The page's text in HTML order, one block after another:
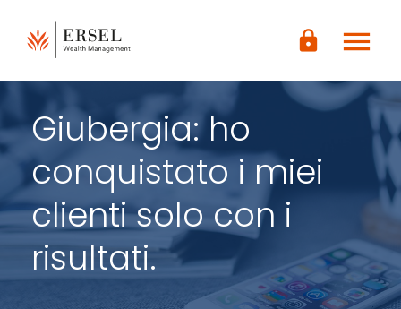
CONTENUTO
PRINCIPALE
PIÈ DI
PAGINA
lock menu
Giubergia: ho
conquistato i miei
clienti solo con i
risultati.